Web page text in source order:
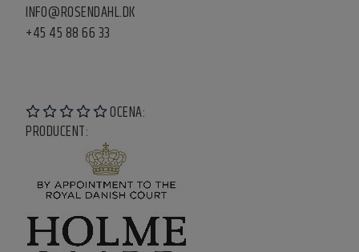
INFO@ROSENDAHL.DK
+45 45 88 66 33
OCENA:
PRODUCENT: